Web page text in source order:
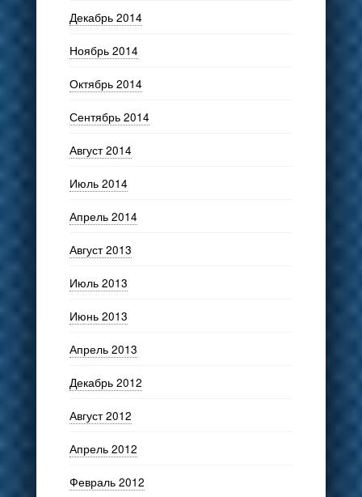
Декабрь 2014
Ноябрь 2014
Октябрь 2014
Сентябрь 2014
Август 2014
Июль 2014
Апрель 2014
Август 2013
Июль 2013
Июнь 2013
Апрель 2013
Декабрь 2012
Август 2012
Апрель 2012
Февраль 2012